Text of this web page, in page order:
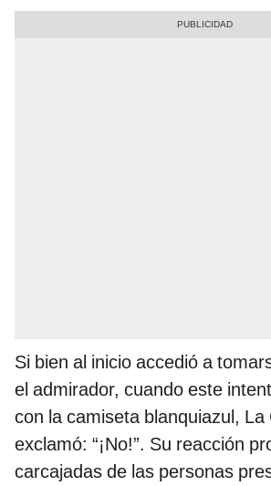
Si bien al inicio accedió a
el admirador, cuando este
con la camiseta blanquiazul, La
exclamó: “¡No!”. Su reacción
carcajadas de las personas